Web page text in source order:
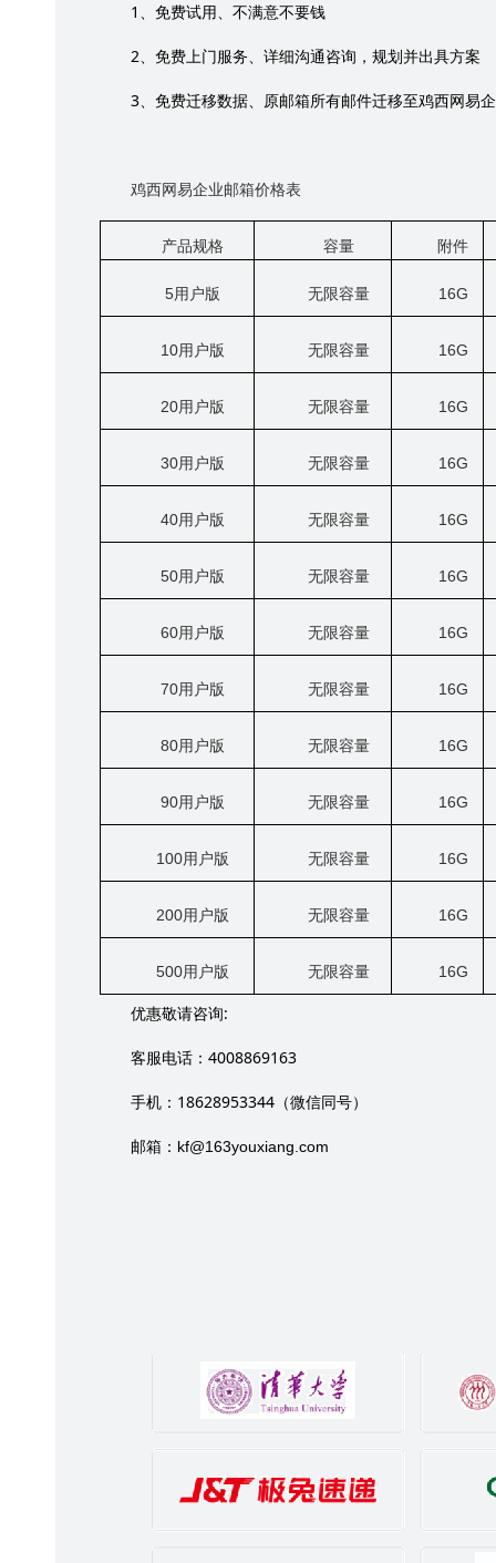
1 、免费试用、不满意不要钱
2 、免费上门服务、详细沟通咨询，规划并出具方案
3 、免费迁移数据、原邮箱所有邮件迁移至鸡西网易
鸡西网易企业邮箱价格表
产品规格 容量 附件
5用户版 无限容量 16G
10用户版 无限容量 16G
20用户版 无限容量 16G
30用户版 无限容量 16G
40用户版 无限容量 16G
50用户版 无限容量 16G
60用户版 无限容量 16G
70用户版 无限容量 16G
80用户版 无限容量 16G
90用户版 无限容量 16G
100用户版 无限容量 16G
200用户版 无限容量 16G
500用户版 无限容量 16G
优惠敬请咨询:
客服电话： 4008869163
手机： 18628953344 （微信同号）
邮箱： kf@163youxiang.com